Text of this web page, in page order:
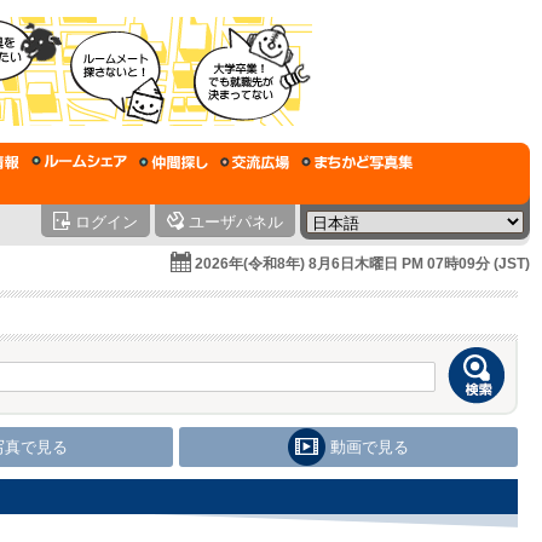
ログイン ユーザパネル
2026年(令和8年) 8月6日木曜日 PM 07時09分 (JST)
真で見る 動画で見る